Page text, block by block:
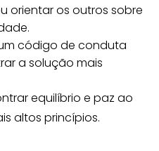
orientar os outros sobre
código de conduta
a solução mais
equilíbrio e paz ao
altos princípios.